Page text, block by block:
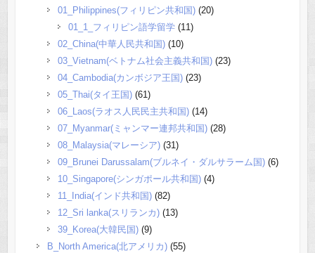
01_Philippines(フィリピン共和国)(20)
01_1_フィリピン語学留学(11)
02_China(中華人民共和国)(10)
03_Vietnam(ベトナム社会主義共和国)(23)
04_Cambodia(カンボジア王国)(23)
05_Thai(タイ王国)(61)
06_Laos(ラオス人民民主共和国)(14)
07_Myanmar(ミャンマー連邦共和国)(28)
08_Malaysia(マレーシア)(31)
09_Brunei Darussalam(ブルネイ・ダルサラーム国)(6)
10_Singapore(シンガポール共和国)(4)
11_India(インド共和国)(82)
12_Sri lanka(スリランカ)(13)
39_Korea(大韓民国)(9)
B_North America(北アメリカ)(55)